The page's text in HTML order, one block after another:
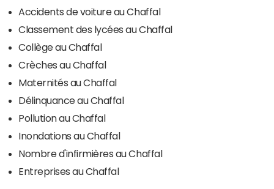
Accidents de voiture au Chaffal
Classement des lycées au Chaffal
Collège au Chaffal
Crèches au Chaffal
Maternités au Chaffal
Délinquance au Chaffal
Pollution au Chaffal
Inondations au Chaffal
Nombre d'infirmières au Chaffal
Entreprises au Chaffal